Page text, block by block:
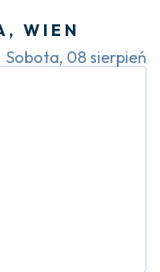
WIEN
Sobota, 08 sierpień